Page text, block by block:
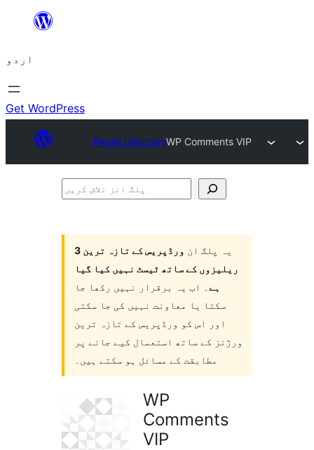
چھوڑیں
پر
جائیں
اردو
Get WordPress
Plugin DirectoryWP Comments VIP
پلگ
کریں
یہ پلگ ان
ورڈپریس کے تازہ ترین 3
ریلیزوں کے ساتھ ٹیسٹ نہیں کیا گیا
ہے ۔ اب یہ برقرار نہیں رکھا جا
سکتا یا معاونت نہیں کی جا سکتی
اور اس کو ورڈپریس کے تازہ ترین
ورژنز کے ساتھ استعمال کیے جانے پر
مطابقت کے مسائل ہو سکتے ہیں۔
WP
Comments
VIP